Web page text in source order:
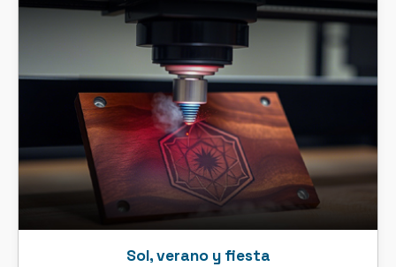
Sol, verano y fiesta